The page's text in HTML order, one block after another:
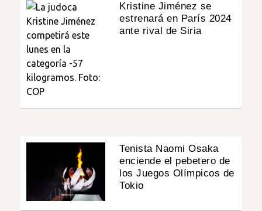
Kristine Jiménez se
estrenará en París 2024
ante rival de Siria
Tenista Naomi Osaka
enciende el pebetero de
los Juegos Olímpicos de
Tokio